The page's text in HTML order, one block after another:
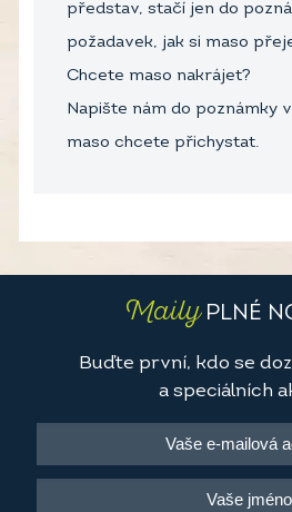
představ, stačí jen do
požadavek, jak si maso
Chcete maso nakrájet?
Napište nám do poznámky
maso chcete přichystat.
MailyPLNÉ
Buďte první, kdo se
a speciálních